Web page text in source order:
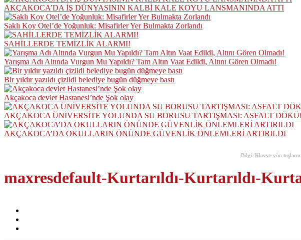
AKÇAKOCA’DA İŞ DÜNYASININ KALBİ KALE KOYU LANSMANINDA ATTI
Saklı Koy Otel’de Yoğunluk: Misafirler Yer Bulmakta Zorlandı
SAHİLLERDE TEMİZLİK ALARMI!
Yarışma Adı Altında Vurgun Mu Yapıldı? Tam Altın Vaat Edildi, Altını Gören Olmadı!
Bir yıldır yazıldı çizildi belediye bugün düğmeye bastı
Akçakoca devlet Hastanesi’nde Şok olay
AKÇAKOCA ÜNİVERSİTE YOLUNDA SU BORUSU TARTIŞMASI: ASFALT
AKÇAKOCA’DA OKULLARIN ÖNÜNDE GÜVENLİK ÖNLEMLERİ ARTIRILDI
Bilgi: Klavye yön
maxresdefault-Kurtarıldı-Kurtarıldı-